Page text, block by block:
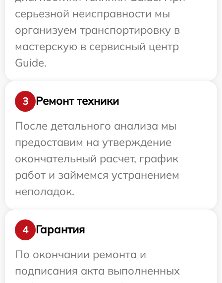
серьезной неисправности мы
организуем транспортировку в
мастерскую в сервисный центр
Guide.
3
Ремонт техники
После детального анализа мы
предоставим на утверждение
окончательный расчет, график
работ и займемся устранением
неполадок.
4
Гарантия
По окончании ремонта и
подписания акта выполненных